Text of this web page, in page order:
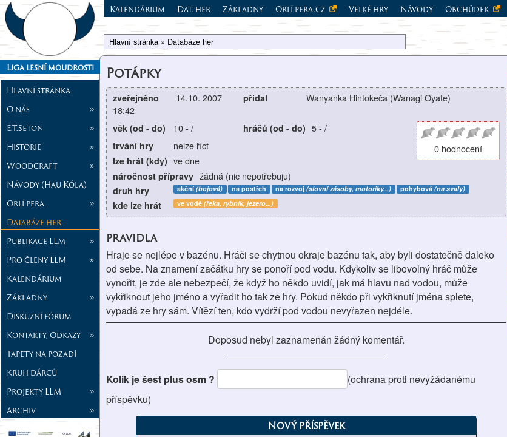
Liga lesní moudrosti
Hlavní stránka
O nás
»
E.T.Seton
»
Historie
»
Woodcraft
»
Návody (Hau Kóla)
Orlí pera
»
Databáze her
Publikace LLM
»
Pro členy LLM
»
Kalendárium
Základny
»
Diskuzní fórum
Kontakty, Odkazy
»
Tapety na pozadí
Kruh dárců
Projekty LLM
»
Archiv
»
Kalendárium Dat. her Základny Orlí pera.cz Velké hry Návody Obchůdek
Hlavní stránka » Databáze her
Potápky
zveřejněno
14.10. 2007
18:42
přidal Wanyanka Hintokeča (Wanagi Oyate)
0 hodnocení
věk (od - do) 10- / hráčů (od - do) 5- /
trvání hry nelze říct
lze hrát (kdy) ve dne
náročnost přípravy žádná (nic nepotřebuju)
druh hry akční(bojová) na postřeh na rozvoj(slovní zásoby, motoriky...) pohybová(na svaly)
kde lze hrát ve vodě(řeka, rybník, jezero...)
pravidla
Hraje se nejlépe v bazénu. Hráči se chytnou okraje bazénu tak, aby byli dostatečně daleko
od sebe. Na znamení začátku hry se ponoří pod vodu. Kdykoliv se libovolný hráč může
vynořit, je zde ale nebezpečí, že když ho někdo uvidí, jak má hlavu nad vodou, může
vykřiknout jeho jméno a vyřadit ho tak ze hry. Pokud někdo při vykřiknutí jména splete,
vypadá ze hry sám. Vítězí ten, kdo vydrží pod vodou nevyřazen nejdéle.
Doposud nebyl zaznamenán žádný komentář.
Kolik je šest plus osm ?
(ochrana proti nevyžádanému
příspěvku)
Nový příspěvek